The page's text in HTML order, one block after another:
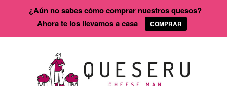
¿Aún no sabes cómo comprar nuestros quesos?
Ahora te los llevamos a casa
COMPRAR